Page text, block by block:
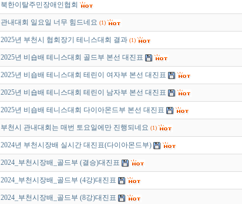
북한이탈주민장애인협회
관내대회 일요일 너무 힘드네요 (1)
2025년 부천시 협회장기 테니스대회 결과 (1)
2025년 비숍배 테니스대회 골드부 본선 대진표
2025년 비숍배 테니스대회 테린이 여자부 본선 대진표
2025년 비숍배 테니스대회 테린이 남자부 본선 대진표
2025년 비숍배 테니스대회 다이아몬드부 본선 대진표
부천시 관내대회는 매번 토요일에만 진행되네요 (1)
2024년 부천시장배 실시간 대진표(다이아몬드부)
2024_부천시장배_골드부 (결승)대진표
2024_부천시장배_골드부 (4강)대진표
2024_부천시장배_골드부 (8강)대진표